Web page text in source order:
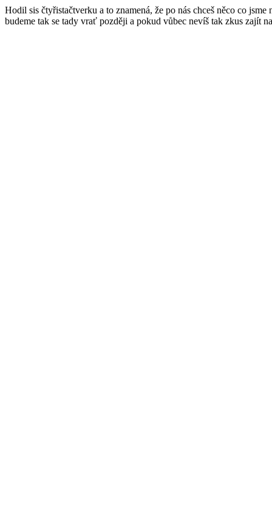
Hodil sis čtyřistačtverku a to znamená, že po nás chceš něco co
budeme tak se tady vrať později a pokud vůbec nevíš tak zkus zajít